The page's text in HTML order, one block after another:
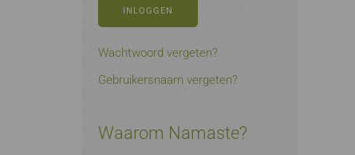
INLOGGEN
Wachtwoord vergeten?
Gebruikersnaam vergeten?
Waarom Namaste?